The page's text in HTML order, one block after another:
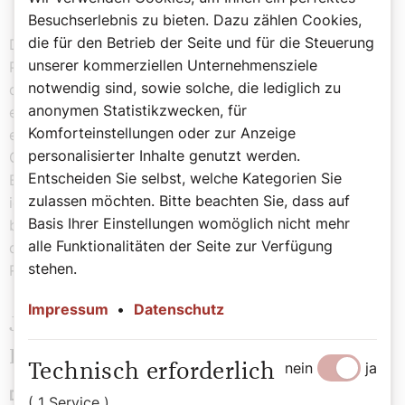
Dieses Ausspielen zwischen Trump in Washington und
Papst in Rom, das funktioniert nicht mehr. Und mit
diesem Aufeinandertreffen von Trump-Vance auf der
einen Seite und Leo auf der anderen Seite, das war so
eine erste Eskalationsstufe auch für viele katholische
Gruppierungen in den USA und auch für katholische
Bischöfe. Die Frage im Konfliktfall: An wem orientiere
ich mich? Diese Frage ist nicht mehr so einfach zu
beantworten. Man hat in den letzten Monaten gemerkt,
dass hier eine kritische Linie gegenüber der Trump-
Regierung verfolgt wird.
J.D. Vance und sein Weg zum
Katholizismus
Der US-Vizepräsident J. D. Vance hat in seiner
Besuchserlebnis zu bieten. Dazu zählen Cookies,
die für den Betrieb der Seite und für die Steuerung
unserer kommerziellen Unternehmensziele
notwendig sind, sowie solche, die lediglich zu
anonymen Statistikzwecken, für
Komforteinstellungen oder zur Anzeige
personalisierter Inhalte genutzt werden.
Entscheiden Sie selbst, welche Kategorien Sie
zulassen möchten. Bitte beachten Sie, dass auf
Basis Ihrer Einstellungen womöglich nicht mehr
alle Funktionalitäten der Seite zur Verfügung
stehen.
Impressum • Datenschutz
Technisch erforderlich nein ja